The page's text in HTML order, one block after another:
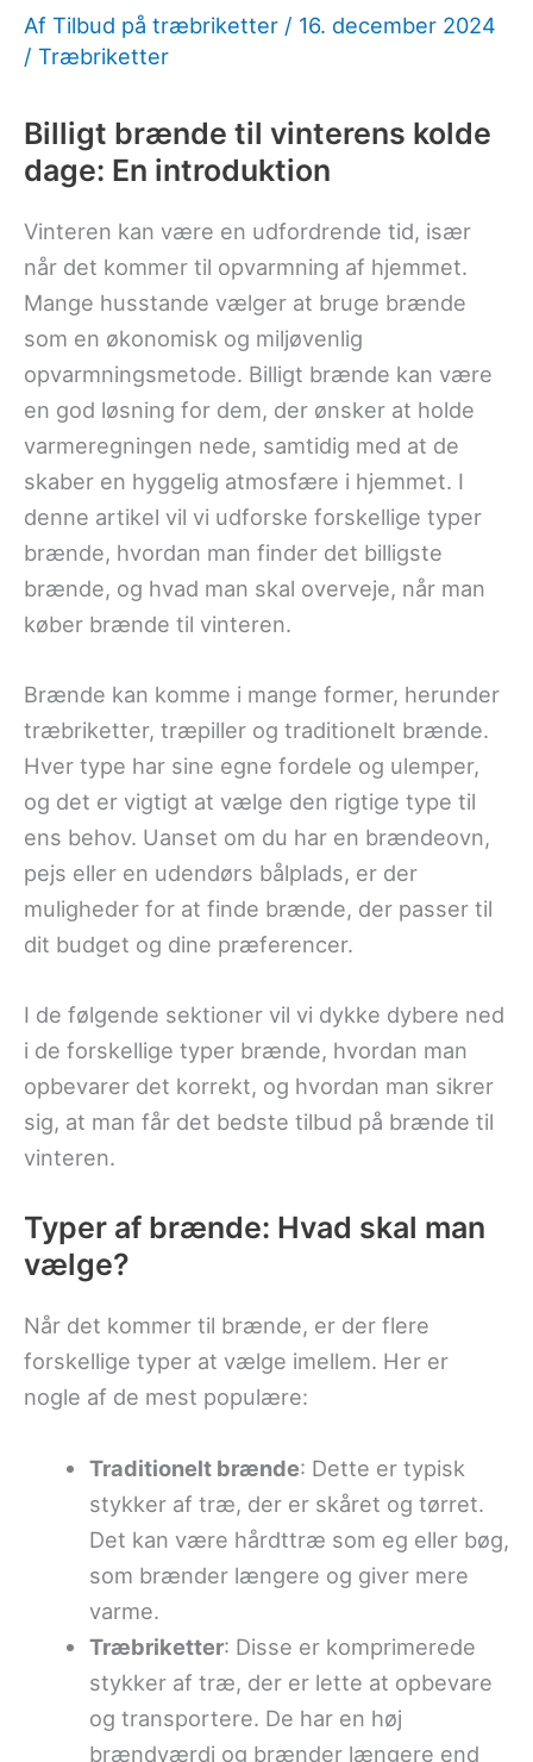
Af Tilbud på træbriketter / 16. december 2024
/ Træbriketter
Billigt brænde til vinterens kolde
dage: En introduktion
Vinteren kan være en udfordrende tid, især
når det kommer til opvarmning af hjemmet.
Mange husstande vælger at bruge brænde
som en økonomisk og miljøvenlig
opvarmningsmetode. Billigt brænde kan være
en god løsning for dem, der ønsker at holde
varmeregningen nede, samtidig med at de
skaber en hyggelig atmosfære i hjemmet. I
denne artikel vil vi udforske forskellige typer
brænde, hvordan man finder det billigste
brænde, og hvad man skal overveje, når man
køber brænde til vinteren.
Brænde kan komme i mange former, herunder
træbriketter, træpiller og traditionelt brænde.
Hver type har sine egne fordele og ulemper,
og det er vigtigt at vælge den rigtige type til
ens behov. Uanset om du har en brændeovn,
pejs eller en udendørs bålplads, er der
muligheder for at finde brænde, der passer til
dit budget og dine præferencer.
I de følgende sektioner vil vi dykke dybere ned
i de forskellige typer brænde, hvordan man
opbevarer det korrekt, og hvordan man sikrer
sig, at man får det bedste tilbud på brænde til
vinteren.
Typer af brænde: Hvad skal man
vælge?
Når det kommer til brænde, er der flere
forskellige typer at vælge imellem. Her er
nogle af de mest populære:
Traditionelt brænde: Dette er typisk
stykker af træ, der er skåret og tørret.
Det kan være hårdttræ som eg eller bøg,
som brænder længere og giver mere
varme.
Træbriketter: Disse er komprimerede
stykker af træ, der er lette at opbevare
og transportere. De har en høj
brændværdi og brænder længere end